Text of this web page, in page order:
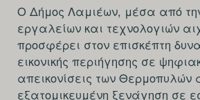
Ο Δήμος Λαμιέων, μέσα από
εργαλείων και τεχνολογιών
προσφέρει στον επισκέπτη
εικονικής περιήγησης σε
απεικονίσεις των Θερμοπυλών
εξατομικευμένη ξενάγηση σε